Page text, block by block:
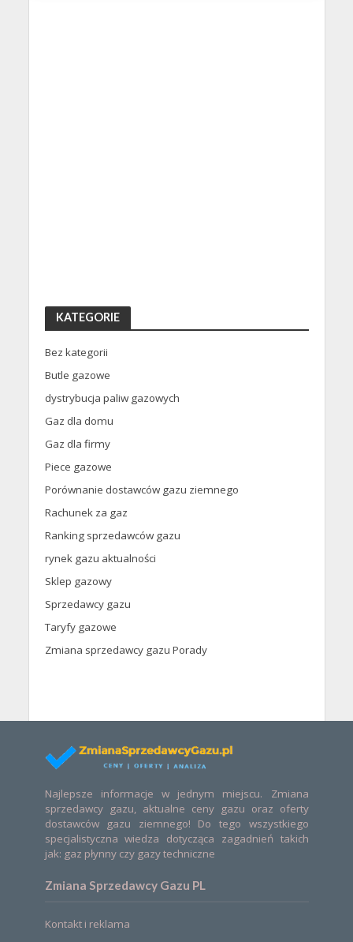
KATEGORIE
Bez kategorii
Butle gazowe
dystrybucja paliw gazowych
Gaz dla domu
Gaz dla firmy
Piece gazowe
Porównanie dostawców gazu ziemnego
Rachunek za gaz
Ranking sprzedawców gazu
rynek gazu aktualności
Sklep gazowy
Sprzedawcy gazu
Taryfy gazowe
Zmiana sprzedawcy gazu Porady
Najlepsze informacje w jednym miejscu. Zmiana
sprzedawcy gazu, aktualne ceny gazu oraz oferty
dostawców gazu ziemnego! Do tego wszystkiego
specjalistyczna wiedza dotycząca zagadnień takich
jak: gaz płynny czy gazy techniczne
Zmiana Sprzedawcy Gazu PL
Kontakt i reklama